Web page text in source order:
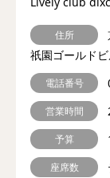
住所
祇園ゴールド
電話番号
営業時間
予算
座席数